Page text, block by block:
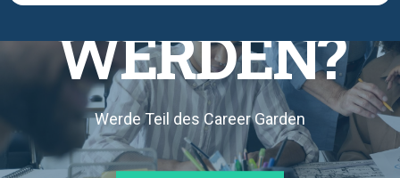
WERDEN?
Werde Teil des Career Garden